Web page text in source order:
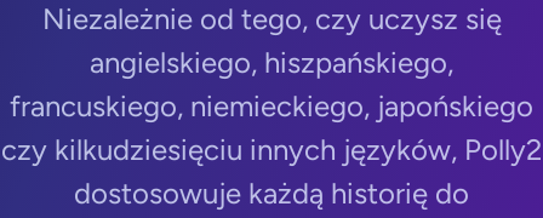
Niezależnie od tego, czy uczysz się
angielskiego, hiszpańskiego,
francuskiego, niemieckiego, japońskiego
czy kilkudziesięciu innych języków, Polly2
dostosowuje każdą historię do